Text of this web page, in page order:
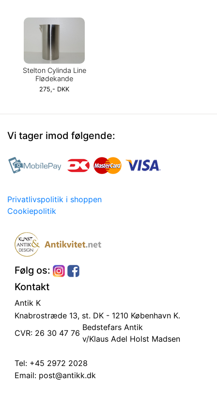
Stelton Cylinda Line
Flødekande
275,- DKK
Vi tager imod følgende:
Privatlivspolitik i shoppen
Cookiepolitik
Følg os:
Kontakt
Antik K
Knabrostræde 13, st. DK - 1210 København K.
CVR: 26 30 47 76
Bedstefars Antik
v/Klaus Adel Holst Madsen
Tel: +45 2972 2028
Email: post@antikk.dk